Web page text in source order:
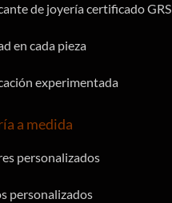
a medida
personalizados
personalizados
de joyería certificado GRS
en cada pieza
experimentada